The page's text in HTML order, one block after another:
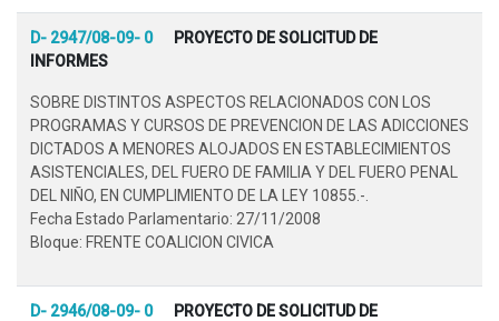
D- 2947/08-09- 0
PROYECTO DE SOLICITUD DE
INFORMES
SOBRE DISTINTOS ASPECTOS RELACIONADOS CON LOS
PROGRAMAS Y CURSOS DE PREVENCION DE LAS ADICCIONES
DICTADOS A MENORES ALOJADOS EN ESTABLECIMIENTOS
ASISTENCIALES, DEL FUERO DE FAMILIA Y DEL FUERO PENAL
DEL NIÑO, EN CUMPLIMIENTO DE LA LEY 10855.-.
Fecha Estado Parlamentario: 27/11/2008
Bloque: FRENTE COALICION CIVICA
D- 2946/08-09- 0
PROYECTO DE SOLICITUD DE